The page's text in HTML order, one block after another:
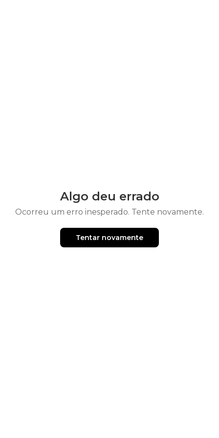
Algo deu errado
Ocorreu um erro inesperado. Tente novamente.
Tentar novamente